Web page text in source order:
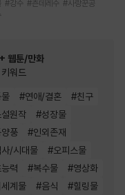
#강수 #츤데레수 #사랑꾼공
웹툰/만화
워드
#연애/결혼 #친구
원작 #성장물
풍 #인외존재
/시대물 #오피스물
력 #복수물 #영상화
계물 #음식 #힐링물